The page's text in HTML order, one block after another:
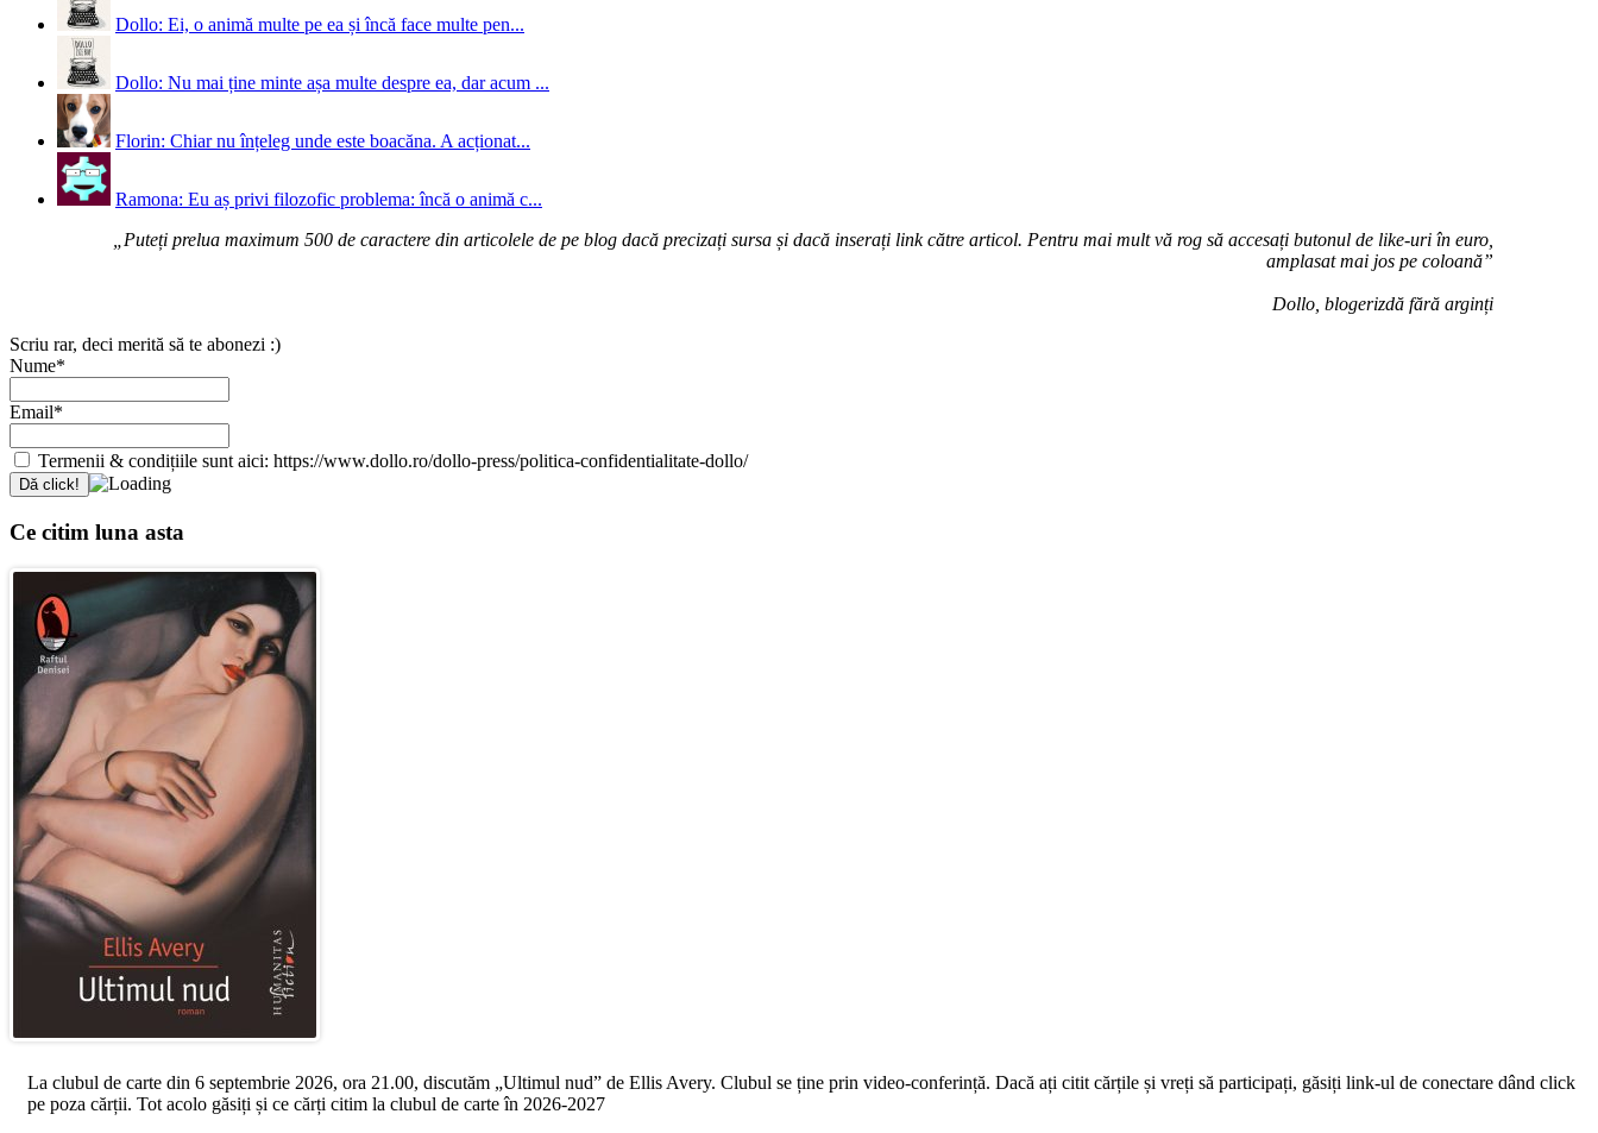
Dollo: Ei, o animă multe pe ea și încă face multe pen...
Dollo: Nu mai ține minte așa multe despre ea, dar acum ...
Florin: Chiar nu înțeleg unde este boacăna. A acționat...
Ramona: Eu aș privi filozofic problema: încă o animă c...
„Puteți prelua maximum 500 de caractere din articolele de pe blog dacă precizați sursa și dacă inserați link către articol. Pentru mai mult vă rog să accesați butonul de like-uri în euro,
amplasat mai jos pe coloană”
Dollo, blogerizdă fără arginți
Scriu rar, deci merită să te abonezi :)
Nume*
Email*
Termenii & condițiile sunt aici: https://www.dollo.ro/dollo-press/politica-confidentialitate-dollo/
Ce citim luna asta
La clubul de carte din 6 septembrie 2026, ora 21.00, discutăm „Ultimul nud” de Ellis Avery. Clubul se ține prin video-conferință. Dacă ați citit cărțile și vreți să participați, găsiți link-ul de conectare dând click
pe poza cărții. Tot acolo găsiți și ce cărți citim la clubul de carte în 2026-2027